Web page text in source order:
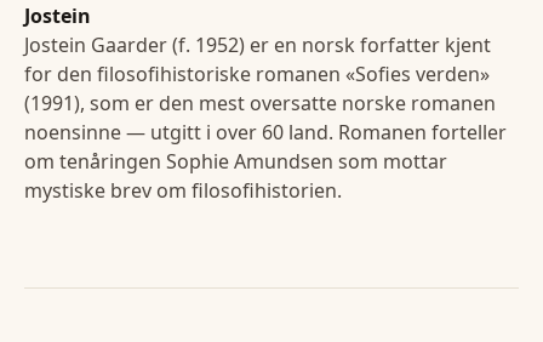
Jostein
Jostein Gaarder (f. 1952) er en norsk forfatter kjent
for den filosofihistoriske romanen «Sofies verden»
(1991), som er den mest oversatte norske romanen
noensinne — utgitt i over 60 land. Romanen forteller
om tenåringen Sophie Amundsen som mottar
mystiske brev om filosofihistorien.